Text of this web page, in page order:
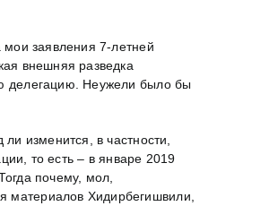
заявления 7-летней
внешняя разведка
делегацию. Неужели было бы
изменится, в частности,
то есть – в январе 2019
почему, мол,
материалов Хидирбегишвили,